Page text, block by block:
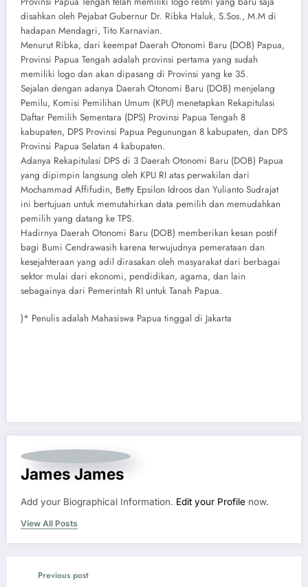
disahkan oleh Pejabat Gubernur Dr. Ribka Haluk, S.Sos., M.M di
hadapan Mendagri, Tito Karnavian.
Menurut Ribka, dari keempat Daerah Otonomi Baru (DOB) Papua,
Provinsi Papua Tengah adalah provinsi pertama yang sudah
memiliki logo dan akan dipasang di Provinsi yang ke 35.
Sejalan dengan adanya Daerah Otonomi Baru (DOB) menjelang
Pemilu, Komisi Pemilihan Umum (KPU) menetapkan Rekapitulasi
Daftar Pemilih Sementara (DPS) Provinsi Papua Tengah 8
kabupaten, DPS Provinsi Papua Pegunungan 8 kabupaten, dan DPS
Provinsi Papua Selatan 4 kabupaten.
Adanya Rekapitulasi DPS di 3 Daerah Otonomi Baru (DOB) Papua
yang dipimpin langsung oleh KPU RI atas perwakilan dari
Mochammad Affifudin, Betty Epsilon Idroos dan Yulianto Sudrajat
ini bertujuan untuk memutahirkan data pemilih dan memudahkan
pemilih yang datang ke TPS.
Hadirnya Daerah Otonomi Baru (DOB) memberikan kesan postif
bagi Bumi Cendrawasih karena terwujudnya pemerataan dan
kesejahteraan yang adil dirasakan oleh masyarakat dari berbagai
sektor mulai dari ekonomi, pendidikan, agama, dan lain
sebagainya dari Pemerintah RI untuk Tanah Papua.
)* Penulis adalah Mahasiswa Papua tinggal di Jakarta
James James
Add your Biographical Information. Edit your Profile now.
View All Posts
Previous post